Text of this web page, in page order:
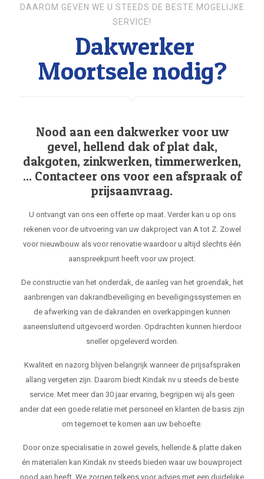
DAAROM GEVEN WE U STEEDS DE BESTE MOGELIJKE
SERVICE!
Dakwerker
Moortsele nodig?
Nood aan een dakwerker voor uw
gevel, hellend dak of plat dak,
dakgoten, zinkwerken, timmerwerken,
... Contacteer ons voor een afspraak of
prijsaanvraag.
U ontvangt van ons een offerte op maat. Verder kan u op ons
rekenen voor de uitvoering van uw dakproject van A tot Z. Zowel
voor nieuwbouw als voor renovatie waardoor u altijd slechts één
aanspreekpunt heeft voor uw project.
De constructie van het onderdak, de aanleg van het groendak, het
aanbrengen van dakrandbeveiliging en beveiligingssystemen en
de afwerking van de dakranden en overkappingen kunnen
aaneensluitend uitgevoerd worden. Opdrachten kunnen hierdoor
sneller opgeleverd worden.
Kwaliteit en nazorg blijven belangrijk wanneer de prijsafspraken
allang vergeten zijn. Daarom biedt Kindak nv u steeds de beste
service. Met meer dan 30 jaar ervaring, begrijpen wij als geen
ander dat een goede relatie met personeel en klanten de basis zijn
om tegemoet te komen aan uw behoefte.
Door onze specialisatie in zowel gevels, hellende & platte daken
én materialen kan Kindak nv steeds bieden waar uw bouwproject
nood aan heeft. We zorgen telkens voor advies met een duidelijke